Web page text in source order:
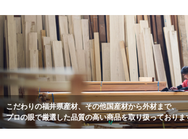
こだわりの福井県産材、その他国産材から外材まで、
プロの眼で厳選した品質の高い商品を取り扱っておりま